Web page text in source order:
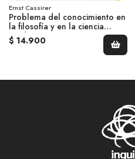
Ernst Cassirer
Problema del conocimiento en
la filosofía y en la ciencia
moderna II
$ 14.900